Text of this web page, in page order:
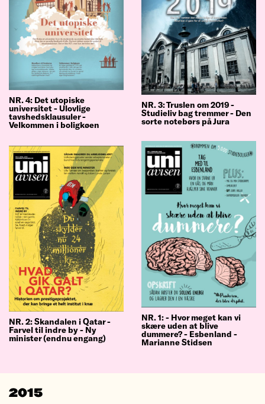
NR. 4: Det utopiske
universitet - Ulovlige
tavshedsklausuler -
Velkommen i boligkøen
NR. 3: Truslen om 2019 -
Studieliv bag tremmer - Den
sorte notebørs på Jura
NR. 2: Skandalen i Qatar -
Farvel til indre by - Ny
minister (endnu engang)
NR. 1: - Hvor meget kan vi
skære uden at blive
dummere? - Esbenland -
Marianne Stidsen
2015